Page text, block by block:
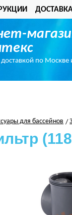
по Москве
для бассейнов